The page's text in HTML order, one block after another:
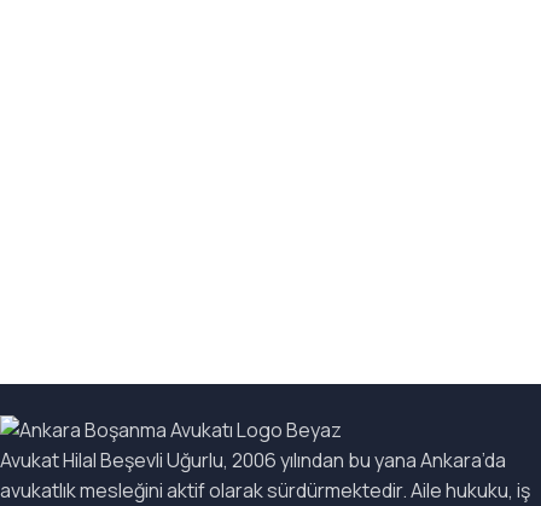
Avukat Hilal Beşevli Uğurlu, 2006 yılından bu yana Ankara’da
avukatlık mesleğini aktif olarak sürdürmektedir. Aile hukuku, iş